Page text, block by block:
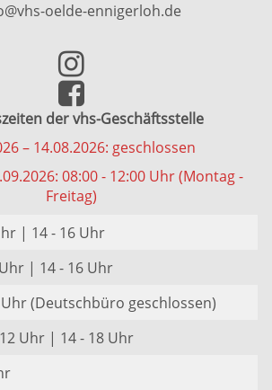
oelde-ennigerloh.de
der vhs-Geschäftsstelle
– 14.08.2026: geschlossen
08:00 - 12:00 Uhr (Montag -
Freitag)
| 14 - 16 Uhr
| 14 - 16 Uhr
(Deutschbüro geschlossen)
Uhr | 14 - 18 Uhr